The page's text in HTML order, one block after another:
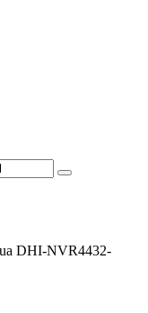
DHI-NVR4432-